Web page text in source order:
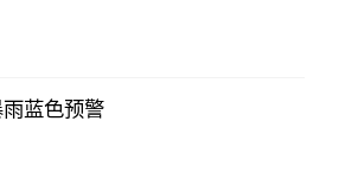
蓝色预警